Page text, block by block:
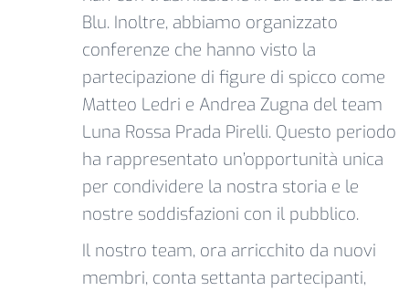
Blu. Inoltre, abbiamo organizzato
conferenze che hanno visto la
partecipazione di figure di spicco come
Matteo Ledri e Andrea Zugna del team
Luna Rossa Prada Pirelli. Questo periodo
ha rappresentato un’opportunità unica
per condividere la nostra storia e le
nostre soddisfazioni con il pubblico.
Il nostro team, ora arricchito da nuovi
membri, conta settanta partecipanti,